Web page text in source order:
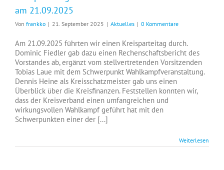
am 21.09.2025
Von frankko | 21. September 2025 | Aktuelles | 0 Kommentare
Am 21.09.2025 führten wir einen Kreisparteitag durch.
Dominic Fiedler gab dazu einen Rechenschaftsbericht des
Vorstandes ab, ergänzt vom stellvertretenden Vorsitzenden
Tobias Laue mit dem Schwerpunkt Wahlkampfveranstaltung.
Dennis Heine als Kreisschatzmeister gab uns einen
Überblick über die Kreisfinanzen. Feststellen konnten wir,
dass der Kreisverband einen umfangreichen und
wirkungsvollen Wahlkampf geführt hat mit den
Schwerpunkten einer der [...]
Weiterlesen